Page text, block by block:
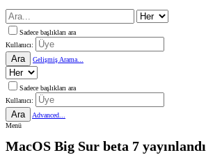
Sadece başlıkları ara
Kullanıcı:
Ara Gelişmiş Arama...
Sadece başlıkları ara
Kullanıcı:
Ara
Advanced...
Menü
MacOS Big Sur beta 7 yayınlandı